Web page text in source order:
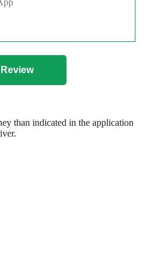
than indicated in the application